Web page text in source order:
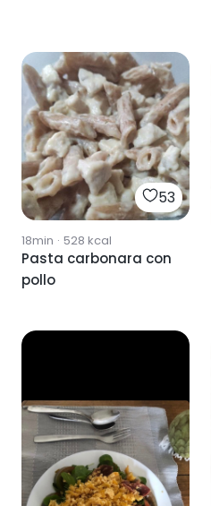
53
18min · 528 kcal
Pasta carbonara con
pollo